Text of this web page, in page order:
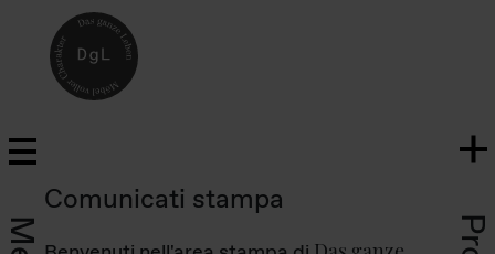
Comunicati stampa